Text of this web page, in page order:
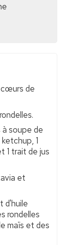
de
à soupe de
1
1 trait de jus
et
d'huile
rondelles
maïs et des